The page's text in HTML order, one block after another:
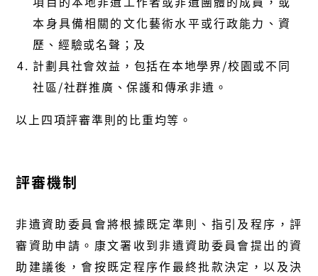
本身具備相關的文化藝術水平或行政能力、資
歷、經驗或名聲；及
計劃具社會效益，包括在本地學界/校園或不同
社區/社群推廣、保護和傳承非遺。
以上四項評審準則的比重均等。
評審機制
非遺資助委員會將根據既定準則、指引及程序，評
審資助申請。康文署收到非遺資助委員會提出的資
助建議後，會按既定程序作最終批款決定，以及決